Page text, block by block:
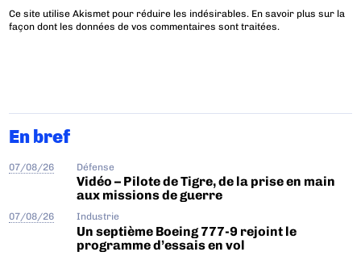
Ce site utilise Akismet pour réduire les indésirables. En savoir plus sur la
façon dont les données de vos commentaires sont traitées.
En bref
07/08/26 Défense
Vidéo – Pilote de Tigre, de la prise en main
aux missions de guerre
07/08/26 Industrie
Un septième Boeing 777-9 rejoint le
programme d’essais en vol